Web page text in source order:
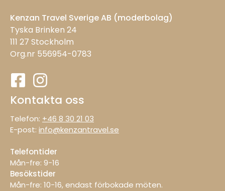
Kenzan Travel Sverige AB (moderbolag)
Tyska Brinken 24
111 27 Stockholm
Org.nr 556954-0783
Kontakta oss
Telefon: +46 8 30 21 03
E-post: info@kenzantravel.se
Telefontider
Mån-fre: 9−16
Besökstider
Mån−fre: 10−16, endast förbokade möten.